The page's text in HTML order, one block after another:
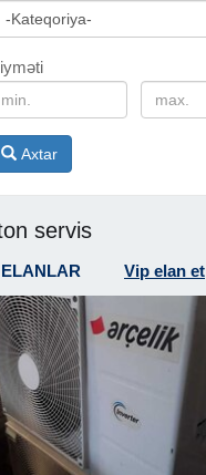
Axtar
servis
Vip elan et